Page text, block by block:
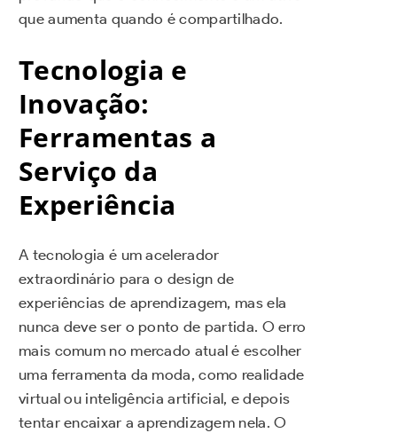
que aumenta quando é compartilhado.
Tecnologia e
Inovação:
Ferramentas a
Serviço da
Experiência
A tecnologia é um acelerador
extraordinário para o design de
experiências de aprendizagem, mas ela
nunca deve ser o ponto de partida. O erro
mais comum no mercado atual é escolher
uma ferramenta da moda, como realidade
virtual ou inteligência artificial, e depois
tentar encaixar a aprendizagem nela. O